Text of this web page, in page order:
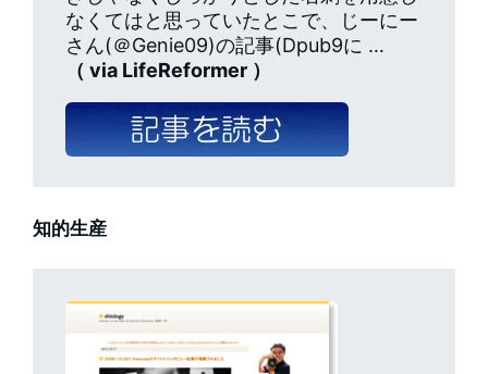
なくてはと思っていたとこで、じーにー
さん(＠Genie09)の記事(Dpub9に …
（ via LifeReformer ）
知的生産